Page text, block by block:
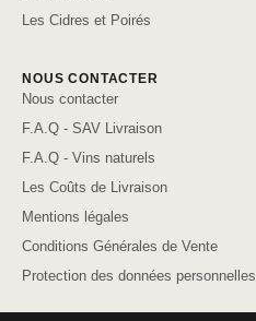
Les Cidres et Poirés
NOUS CONTACTER
Nous contacter
F.A.Q - SAV Livraison
F.A.Q - Vins naturels
Les Coûts de Livraison
Mentions légales
Conditions Générales de Vente
Protection des données personnelles